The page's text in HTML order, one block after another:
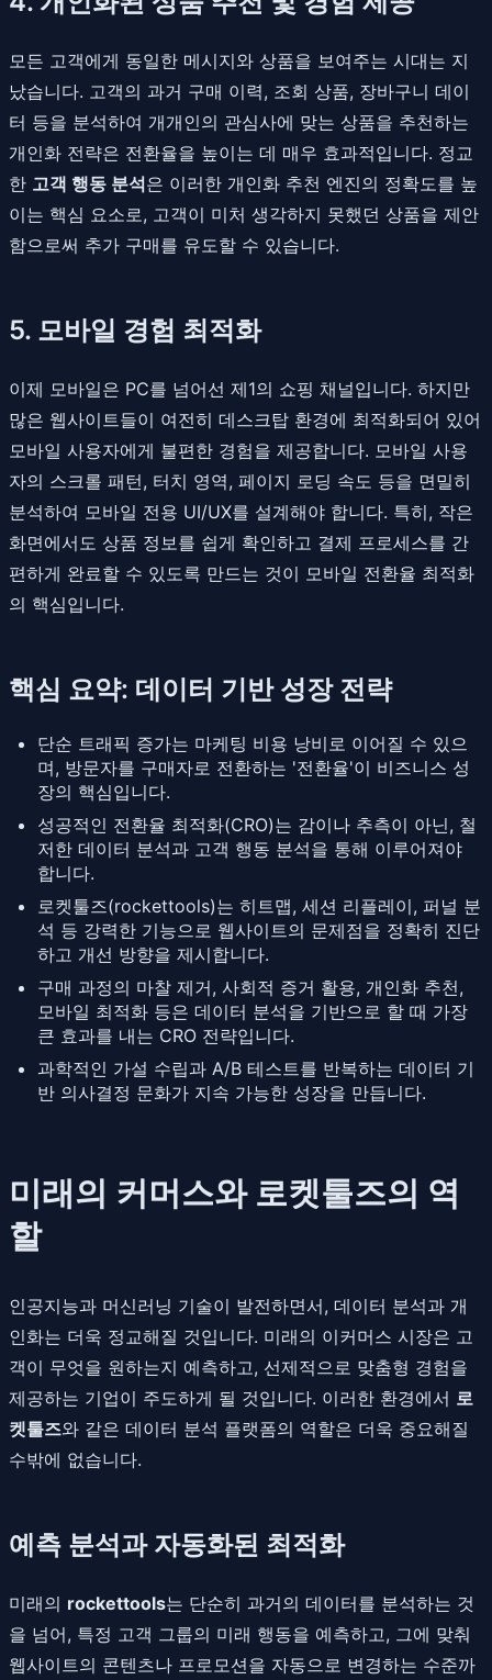
모든 고객에게 동일한 메시지와 상품을 보여주는 시대는 지
났습니다. 고객의 과거 구매 이력, 조회 상품, 장바구니 데이
터 등을 분석하여 개개인의 관심사에 맞는 상품을 추천하는
개인화 전략은 전환율을 높이는 데 매우 효과적입니다. 정교
한 고객 행동 분석은 이러한 개인화 추천 엔진의 정확도를 높
이는 핵심 요소로, 고객이 미처 생각하지 못했던 상품을 제안
함으로써 추가 구매를 유도할 수 있습니다.
5. 모바일 경험 최적화
이제 모바일은 PC를 넘어선 제1의 쇼핑 채널입니다. 하지만
많은 웹사이트들이 여전히 데스크탑 환경에 최적화되어 있어
모바일 사용자에게 불편한 경험을 제공합니다. 모바일 사용
자의 스크롤 패턴, 터치 영역, 페이지 로딩 속도 등을 면밀히
분석하여 모바일 전용 UI/UX를 설계해야 합니다. 특히, 작은
화면에서도 상품 정보를 쉽게 확인하고 결제 프로세스를 간
편하게 완료할 수 있도록 만드는 것이 모바일 전환율 최적화
의 핵심입니다.
핵심 요약: 데이터 기반 성장 전략
단순 트래픽 증가는 마케팅 비용 낭비로 이어질 수 있으
며, 방문자를 구매자로 전환하는 '전환율'이 비즈니스 성
장의 핵심입니다.
성공적인 전환율 최적화(CRO)는 감이나 추측이 아닌, 철
저한 데이터 분석과 고객 행동 분석을 통해 이루어져야
합니다.
로켓툴즈(rockettools)는 히트맵, 세션 리플레이, 퍼널 분
석 등 강력한 기능으로 웹사이트의 문제점을 정확히 진단
하고 개선 방향을 제시합니다.
구매 과정의 마찰 제거, 사회적 증거 활용, 개인화 추천,
모바일 최적화 등은 데이터 분석을 기반으로 할 때 가장
큰 효과를 내는 CRO 전략입니다.
과학적인 가설 수립과 A/B 테스트를 반복하는 데이터 기
반 의사결정 문화가 지속 가능한 성장을 만듭니다.
미래의 커머스와 로켓툴즈의 역
할
인공지능과 머신러닝 기술이 발전하면서, 데이터 분석과 개
인화는 더욱 정교해질 것입니다. 미래의 이커머스 시장은 고
객이 무엇을 원하는지 예측하고, 선제적으로 맞춤형 경험을
제공하는 기업이 주도하게 될 것입니다. 이러한 환경에서 로
켓툴즈와 같은 데이터 분석 플랫폼의 역할은 더욱 중요해질
수밖에 없습니다.
예측 분석과 자동화된 최적화
미래의 rockettools는 단순히 과거의 데이터를 분석하는 것
을 넘어, 특정 고객 그룹의 미래 행동을 예측하고, 그에 맞춰
웹사이트의 콘텐츠나 프로모션을 자동으로 변경하는 수준까